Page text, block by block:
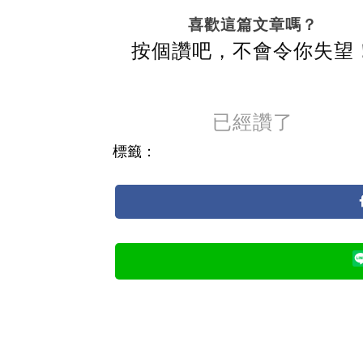
喜歡這篇文章嗎？
按個讚吧，不會令你失望
已經讚了
標籤：